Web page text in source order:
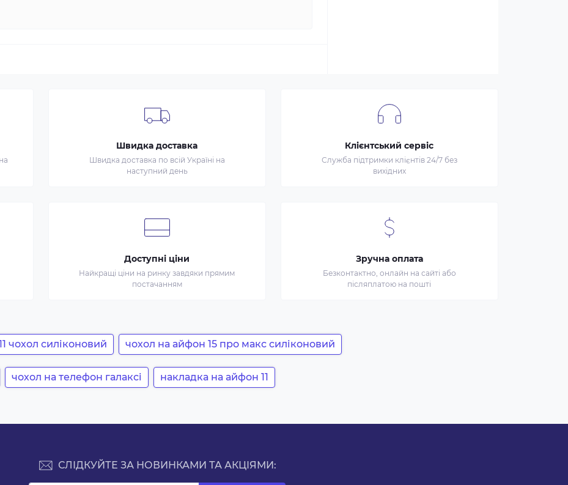
Швидка доставка
Швидка доставка по всій Україні на
наступний день
Клієнтський сервіс
Служба підтримки клієнтів 24/7 без
вихідних
Доступні ціни
Найкращі ціни на ринку завдяки прямим
постачанням
Зручна оплата
Безконтактно, онлайн на сайті або
післяплатою на пошті
чохол силіконовий чохол на айфон 15 про макс силіконовий
чохол на телефон галаксі накладка на айфон 11
СЛІДКУЙТЕ ЗА НОВИНКАМИ ТА АКЦІЯМИ: